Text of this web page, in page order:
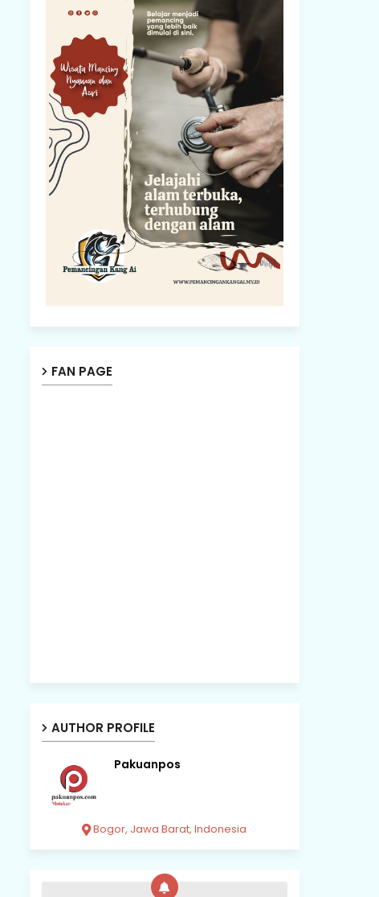
FAN PAGE
AUTHOR PROFILE
Pakuanpos
Bogor, Jawa Barat, Indonesia